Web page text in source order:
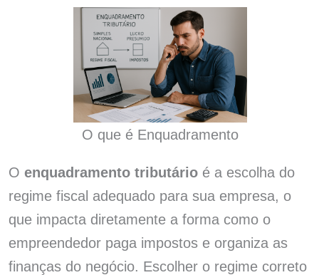
O que é Enquadramento
O enquadramento tributárioé a escolha do
regime fiscal adequado para sua empresa, o
que impacta diretamente a forma como o
empreendedor paga impostos e organiza as
finanças do negócio. Escolher o regime correto